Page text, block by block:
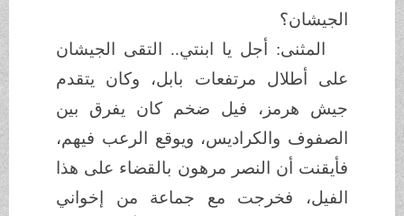
الجيشان؟
المثنى: أجل يا ابنتي.. التقى الجيشان
على أطلال مرتفعات بابل، وكان يتقدم
جيش هرمز، فيل ضخم كان يفرق بين
الصفوف والكراديس، ويوقع الرعب فيهم،
فأيقنت أن النصر مرهون بالقضاء على هذا
الفيل، فخرجت مع جماعة من إخواني